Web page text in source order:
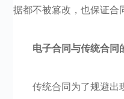
据都不被篡改，也保证合
电子合同与传统合同
传统合同为了规避出